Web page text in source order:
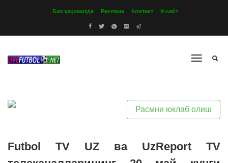
Биз ҳақимизда Реклама Контакт Х-сайт
Расмни юклаб олиш
Futbol TV UZ ва UzReport TV